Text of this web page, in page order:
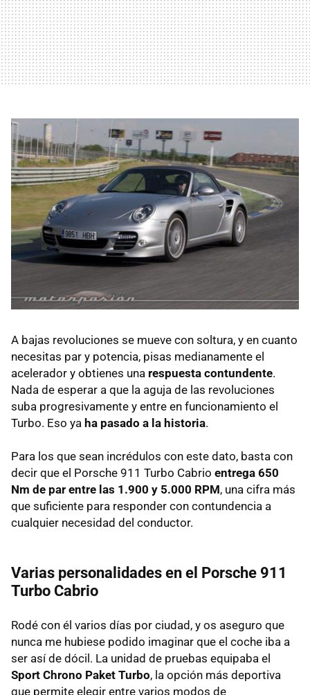
A bajas revoluciones se mueve con soltura, y en cuanto
necesitas par y potencia, pisas medianamente el
acelerador y obtienes una respuesta contundente.
Nada de esperar a que la aguja de las revoluciones
suba progresivamente y entre en funcionamiento el
Turbo. Eso ya ha pasado a la historia.
Para los que sean incrédulos con este dato, basta con
decir que el Porsche 911 Turbo Cabrio entrega 650
Nm de par entre las 1.900 y 5.000 RPM, una cifra más
que suficiente para responder con contundencia a
cualquier necesidad del conductor.
Varias personalidades en el Porsche 911
Turbo Cabrio
Rodé con él varios días por ciudad, y os aseguro que
nunca me hubiese podido imaginar que el coche iba a
ser así de dócil. La unidad de pruebas equipaba el
Sport Chrono Paket Turbo, la opción más deportiva
que permite elegir entre varios modos de